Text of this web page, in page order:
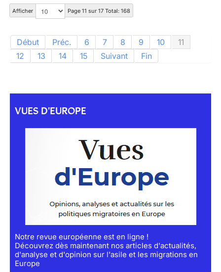
Afficher Page 11 sur 17 Total: 168
Début Préc. 6 7 8 9 10
11
12
13 14 15 Suivant Fin
VUES D'EUROPE
Notre revue européenne est en ligne !
Découvrez dès maintenant nos articles d'actualités,
d'analyse et d'opinion sur l'asile et les migrations en
Europe